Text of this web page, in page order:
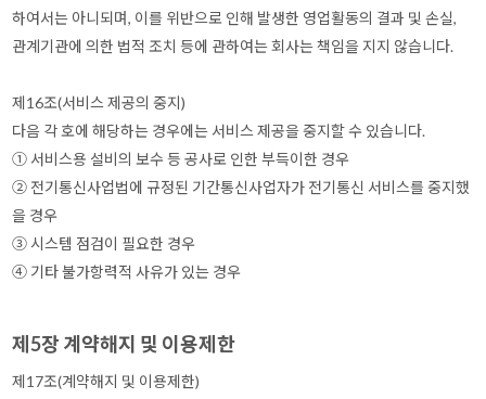
하여서는 아니되며, 이를 위반으로 인해 발생한 영업활동의 결과 및 손실,
관계기관에 의한 법적 조치 등에 관하여는 회사는 책임을 지지 않습니다.
제16조(서비스 제공의 중지)
다음 각 호에 해당하는 경우에는 서비스 제공을 중지할 수 있습니다.
① 서비스용 설비의 보수 등 공사로 인한 부득이한 경우
② 전기통신사업법에 규정된 기간통신사업자가 전기통신 서비스를 중지했
을 경우
③ 시스템 점검이 필요한 경우
④ 기타 불가항력적 사유가 있는 경우
제5장 계약해지 및 이용제한
제17조(계약해지 및 이용제한)